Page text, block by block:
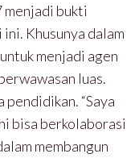
menjadi bukti
Khusunya dalam
menjadi agen
luas.
“Saya
bisa berkolaborasi
membangun